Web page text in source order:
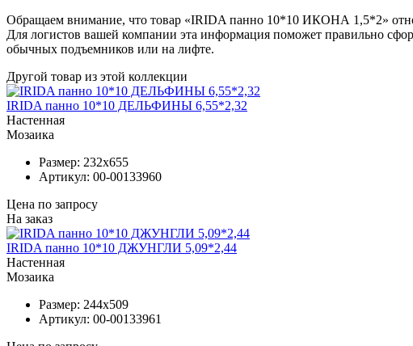
Обращаем внимание, что товар «IRIDA панно 10*10 ИКОНА 1,5*2»
Для логистов вашей компании эта информация поможет правильно
обычных подъемников или на лифте.
Другой товар из этой коллекции
IRIDA панно 10*10 ДЕЛЬФИНЫ 6,55*2,32
Настенная
Мозаика
Размер: 232x655
Артикул: 00-00133960
Цена по запросу
На заказ
IRIDA панно 10*10 ДЖУНГЛИ 5,09*2,44
Настенная
Мозаика
Размер: 244x509
Артикул: 00-00133961